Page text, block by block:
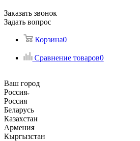
Заказать звонок
Задать вопрос
Корзина0
Сравнение товаров0
Ваш город
Россия
Россия
Беларусь
Казахстан
Армения
Кыргызстан